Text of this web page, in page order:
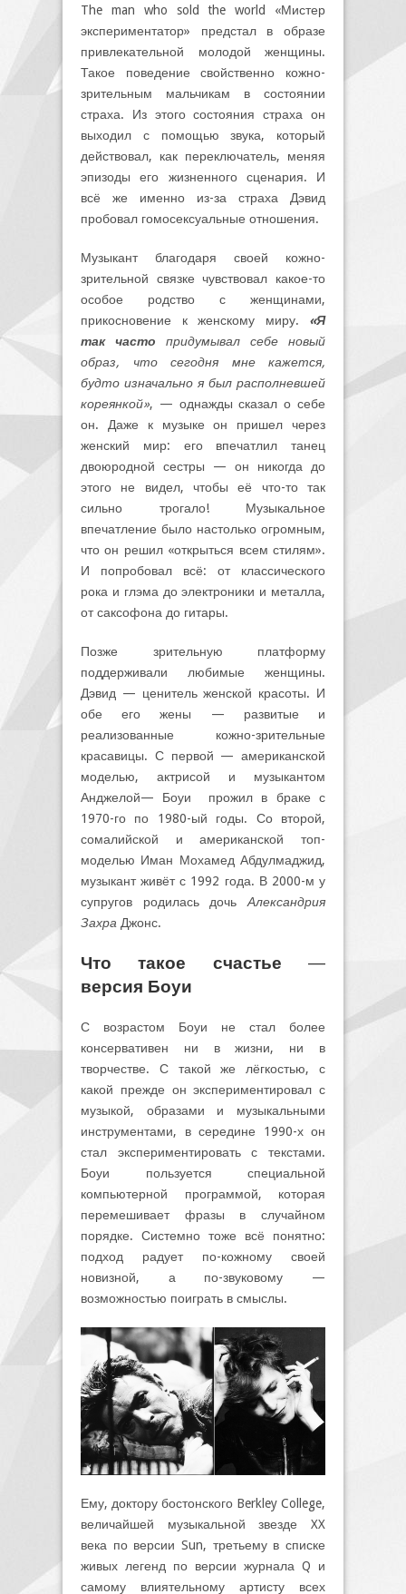
The man who sold the world «Мистер
экспериментатор» предстал в образе
привлекательной молодой женщины.
Такое поведение свойственно кожно-
зрительным мальчикам в состоянии
страха. Из этого состояния страха он
выходил с помощью звука, который
действовал, как переключатель, меняя
эпизоды его жизненного сценария. И
всё же именно из-за страха Дэвид
пробовал гомосексуальные отношения.
Музыкант благодаря своей кожно-
зрительной связке чувствовал какое-то
особое родство с женщинами,
прикосновение к женскому миру. «Я
так часто
придумывал себе новый
образ, что сегодня мне кажется,
будто изначально я был располневшей
кореянкой», — однажды сказал о себе
он. Даже к музыке он пришел через
женский мир: его впечатлил танец
двоюродной сестры — он никогда до
этого не видел, чтобы её что-то так
сильно трогало! Музыкальное
впечатление было настолько огромным,
что он решил «открыться всем стилям».
И попробовал всё: от классического
рока и глэма до электроники и металла,
от саксофона до гитары.
Позже зрительную платформу
поддерживали любимые женщины.
Дэвид — ценитель женской красоты. И
обе его жены — развитые и
реализованные кожно-зрительные
красавицы. С первой — американской
моделью, актрисой и музыкантом
Анджелой— Боуи прожил в браке с
1970-го по 1980-ый годы. Со второй,
сомалийской и американской топ-
моделью Иман Мохамед Абдулмаджид,
музыкант живёт с 1992 года. В 2000-м у
супругов родилась дочь Александрия
Захра Джонс.
Что такое счастье —
версия Боуи
С возрастом Боуи не стал более
консервативен ни в жизни, ни в
творчестве. С такой же лёгкостью, с
какой прежде он экспериментировал с
музыкой, образами и музыкальными
инструментами, в середине 1990-х он
стал экспериментировать с текстами.
Боуи пользуется специальной
компьютерной программой, которая
перемешивает фразы в случайном
порядке. Системно тоже всё понятно:
подход радует по-кожному своей
новизной, а по-звуковому —
возможностью поиграть в смыслы.
Ему, доктору бостонского Berkley College,
величайшей музыкальной звезде XX
века по версии Sun, третьему в списке
живых легенд по версии журнала Q и
самому влиятельному артисту всех